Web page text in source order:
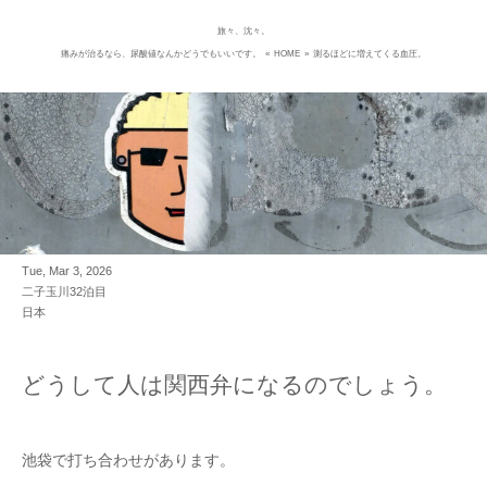
旅々、沈々。
痛みが治るなら、尿酸値なんかどうでもいいです。 « HOME » 測るほどに増えてくる血圧。
Tue, Mar 3, 2026
二子玉川32泊目
日本
どうして人は関西弁になるのでしょう。
池袋で打ち合わせがあります。